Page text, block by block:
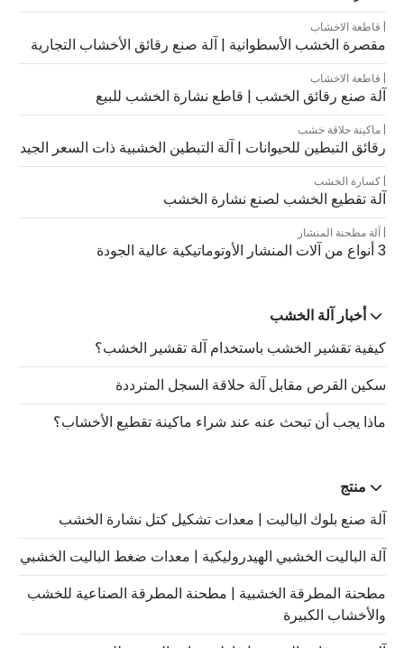
قاطعة الاخشاب
مقصرة الخشب الأسطوانية | آلة صنع رقائق الأخشاب التجارية
قاطعة الاخشاب
آلة صنع رقائق الخشب | قاطع نشارة الخشب للبيع
ماكينة حلاقة خشب
رقائق التبطين للحيوانات | آلة التبطين الخشبية ذات السعر الجيد
كسارة الخشب
آلة تقطيع الخشب لصنع نشارة الخشب
آلة مطحنة المنشار
3 أنواع من آلات المنشار الأوتوماتيكية عالية الجودة
أخبار آلة الخشب
كيفية تقشير الخشب باستخدام آلة تقشير الخشب؟
سكين القرص مقابل آلة حلاقة السجل المترددة
ماذا يجب أن تبحث عنه عند شراء ماكينة تقطيع الأخشاب؟
منتج
آلة صنع بلوك الباليت | معدات تشكيل كتل نشارة الخشب
آلة الباليت الخشبي الهيدروليكية | معدات ضغط الباليت الخشبي
مطحنة المطرقة الخشبية | مطحنة المطرقة الصناعية للخشب
والأخشاب الكبيرة